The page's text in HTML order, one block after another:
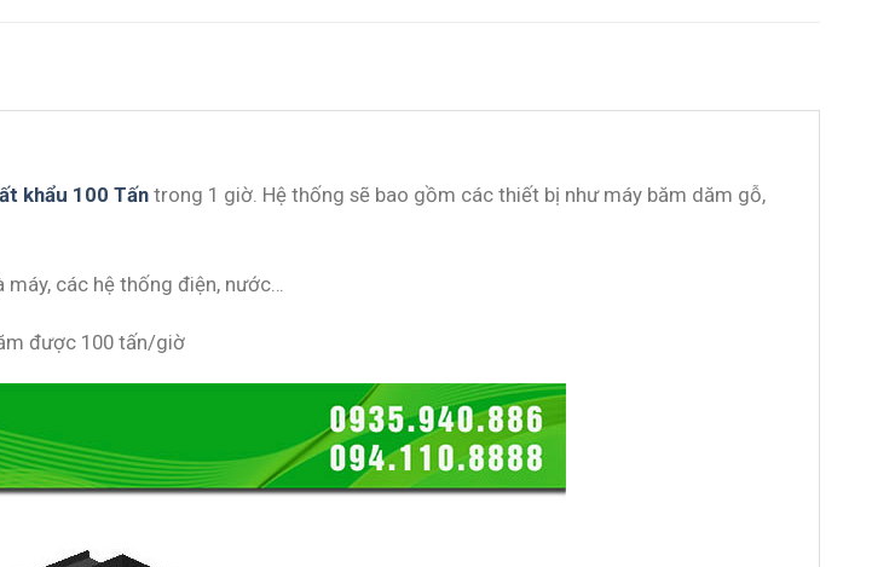
khẩu 100 Tấntrong 1 giờ. Hệ thống sẽ bao gồm các thiết bị như máy băm dăm gỗ,
các hệ thống điện, nước…
được 100 tấn/giờ